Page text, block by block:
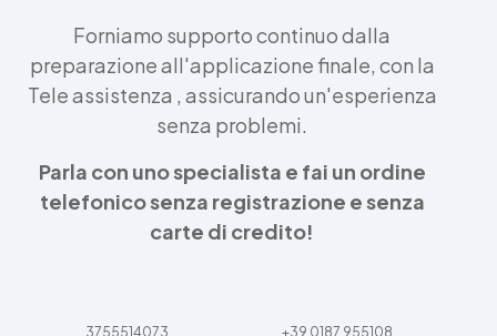
Forniamo supporto continuo dalla
preparazione all'applicazione finale, con la
Tele assistenza , assicurando un'esperienza
senza problemi.
Parla con uno specialista e fai un ordine
telefonico senza registrazione e senza
carte di credito!
3755514073 +39 0187 955108